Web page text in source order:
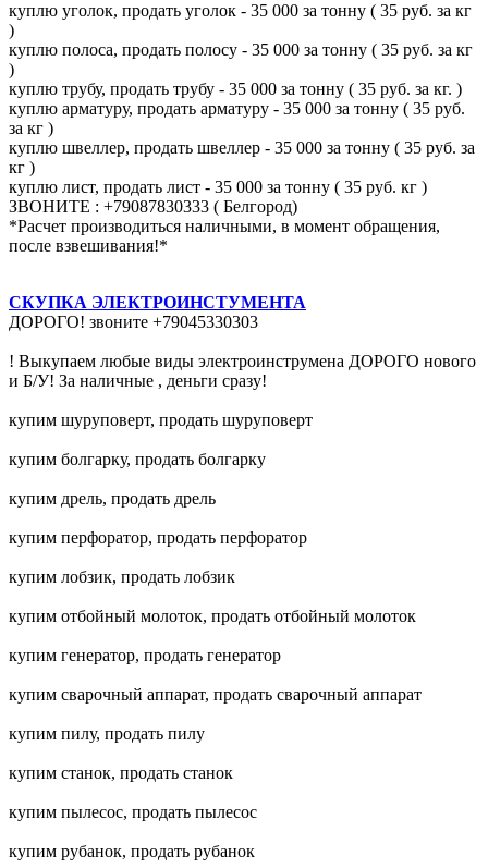
куплю уголок, продать уголок - 35 000 за тонну ( 35 руб. за кг
)
куплю полоса, продать полосу - 35 000 за тонну ( 35 руб. за кг
)
куплю трубу, продать трубу - 35 000 за тонну ( 35 руб. за кг. )
куплю арматуру, продать арматуру - 35 000 за тонну ( 35 руб.
за кг )
куплю швеллер, продать швеллер - 35 000 за тонну ( 35 руб. за
кг )
куплю лист, продать лист - 35 000 за тонну ( 35 руб. кг )
ЗВОНИТЕ : +79087830333 ( Белгород)
*Расчет производиться наличными, в момент обращения,
после взвешивания!*
СКУПКА ЭЛЕКТРОИНСТУМЕНТА
ДОРОГО! звоните +79045330303
! Выкупаем любые виды электроинструмена ДОРОГО нового
и Б/У! За наличные , деньги сразу!
купим шуруповерт, продать шуруповерт
купим болгарку, продать болгарку
купим дрель, продать дрель
купим перфоратор, продать перфоратор
купим лобзик, продать лобзик
купим отбойный молоток, продать отбойный молоток
купим генератор, продать генератор
купим сварочный аппарат, продать сварочный аппарат
купим пилу, продать пилу
купим станок, продать станок
купим пылесос, продать пылесос
купим рубанок, продать рубанок